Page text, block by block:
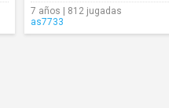
7 años | 812 jugadas
as7733